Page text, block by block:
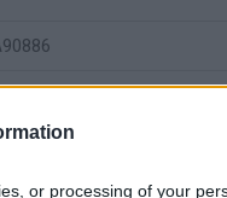
or processing of your
Drive